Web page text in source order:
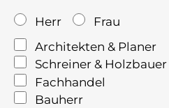
Herr
Frau
Architekten & Planer
Schreiner & Holzbauer
Fachhandel
Bauherr